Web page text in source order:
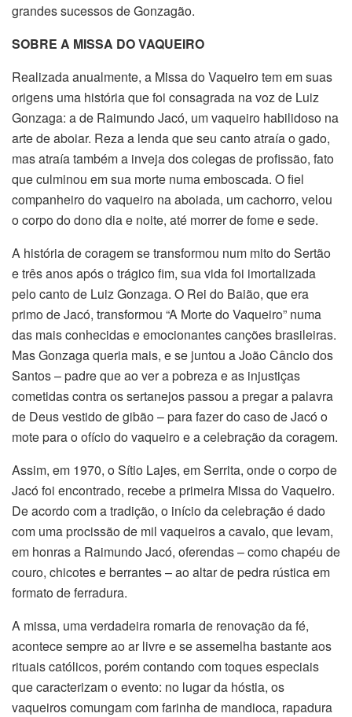
grandes sucessos de Gonzagão.
SOBRE A MISSA DO VAQUEIRO
Realizada anualmente, a Missa do Vaqueiro tem em suas
origens uma história que foi consagrada na voz de Luiz
Gonzaga: a de Raimundo Jacó, um vaqueiro habilidoso na
arte de aboiar. Reza a lenda que seu canto atraía o gado,
mas atraía também a inveja dos colegas de profissão, fato
que culminou em sua morte numa emboscada. O fiel
companheiro do vaqueiro na aboiada, um cachorro, velou
o corpo do dono dia e noite, até morrer de fome e sede.
A história de coragem se transformou num mito do Sertão
e três anos após o trágico fim, sua vida foi imortalizada
pelo canto de Luiz Gonzaga. O Rei do Baião, que era
primo de Jacó, transformou “A Morte do Vaqueiro” numa
das mais conhecidas e emocionantes canções brasileiras.
Mas Gonzaga queria mais, e se juntou a João Câncio dos
Santos – padre que ao ver a pobreza e as injustiças
cometidas contra os sertanejos passou a pregar a palavra
de Deus vestido de gibão – para fazer do caso de Jacó o
mote para o ofício do vaqueiro e a celebração da coragem.
Assim, em 1970, o Sítio Lajes, em Serrita, onde o corpo de
Jacó foi encontrado, recebe a primeira Missa do Vaqueiro.
De acordo com a tradição, o início da celebração é dado
com uma procissão de mil vaqueiros a cavalo, que levam,
em honras a Raimundo Jacó, oferendas – como chapéu de
couro, chicotes e berrantes – ao altar de pedra rústica em
formato de ferradura.
A missa, uma verdadeira romaria de renovação da fé,
acontece sempre ao ar livre e se assemelha bastante aos
rituais católicos, porém contando com toques especiais
que caracterizam o evento: no lugar da hóstia, os
vaqueiros comungam com farinha de mandioca, rapadura